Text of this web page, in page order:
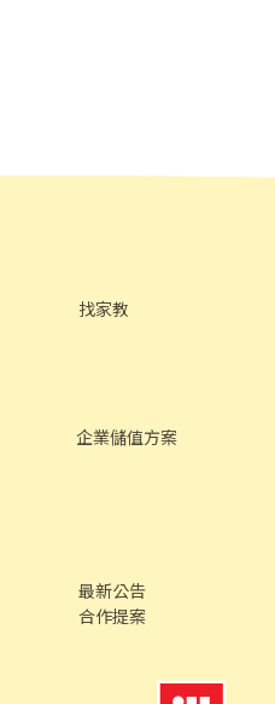
找家教
企業儲值方案
最新公告
合作提案